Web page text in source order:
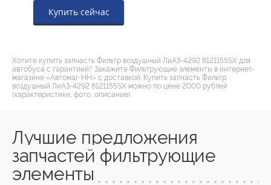
Купить сейчас
Хотите купить запчасть Фильтр воздушный ЛиАЗ-4292 8121155SX для
автобуса с гарантией? Закажите Фильтрующие элементы в интернет-
магазине «Автомаг-НН» с доставкой. Купить запчасть Фильтр
воздушный ЛиАЗ-4292 8121155SX можно по цене 2000 рублей
(характеристики, фото, описание).
Лучшие предложения
запчастей фильтрующие
элементы